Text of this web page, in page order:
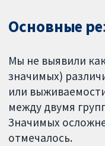
Основные
Мы не выявили
значимых)
или
между двумя
Значимых
отмечалось.